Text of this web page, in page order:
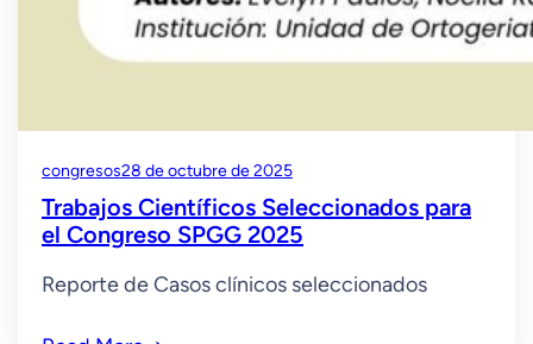
congresos28 de octubre de 2025
Trabajos Científicos Seleccionados para
el Congreso SPGG 2025
Reporte de Casos clínicos seleccionados